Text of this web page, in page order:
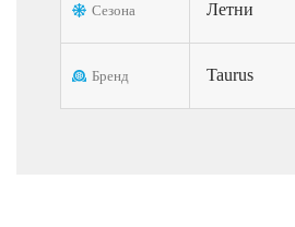
Сезона Летни
Бренд Taurus